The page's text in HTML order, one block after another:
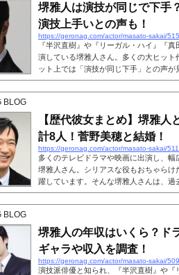
堺雅人は演技が同じで下手
演技上手いとの声も！
https://geronag.com/actor/masato-sakai/
『半沢直樹』や『リーガル・ハイ』『
演している堺雅人さん。多くの大ヒッ
ット上では「演技が同じ下手」との声
を代表する俳優ですが、なぜ「演技が
のか気になりますね。一方で、堺雅人
か、真相が気になる方も多いのではな
の演技力や評判について徹底調...
BLOG
【歴代彼女まとめ】堺雅人
計8人！菅野美穂と結婚！
https://geronag.com/actor/masato-sakai/
多くのテレビドラマや映画に出演し、
堺雅人さん。シリアスな役もおちゃら
躍しています。そんな堺雅人さんは、
ています。 現在は、女優の菅野美穂さ
います。今回はそんな堺雅人さんが菅
す。 【歴代彼女まとめ】堺雅人と熱愛
人(さかいまさと...
BLOG
堺雅人の年収はいくら？ド
ギャラや収入を調査！
https://geronag.com/actor/masato-sakai/
演技派俳優と知られ、『半沢直樹』や